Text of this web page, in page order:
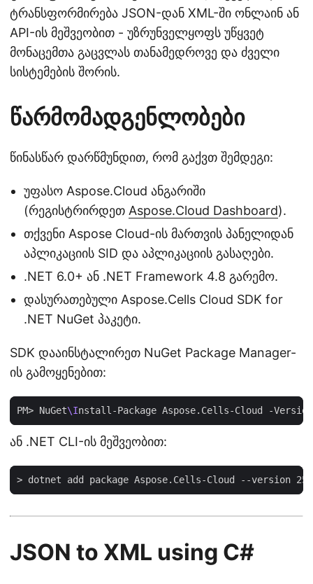
ტრანსფორმირება JSON-დან XML-ში ონლაინ ან
API-ის მეშვეობით - უზრუნველყოფს უწყვეტ
მონაცემთა გაცვლას თანამედროვე და ძველი
სისტემების შორის.
წარმომადგენლობები
წინასწარ დარწმუნდით, რომ გაქვთ შემდეგი:
უფასო Aspose.Cloud ანგარიში
(რეგისტრირდეთ Aspose.Cloud Dashboard).
თქვენი Aspose Cloud-ის მართვის პანელიდან
აპლიკაციის SID და აპლიკაციის გასაღები.
.NET 6.0+ ან .NET Framework 4.8 გარემო.
დასურათებული Aspose.Cells Cloud SDK for
.NET NuGet პაკეტი.
SDK დააინსტალირეთ NuGet Package Manager-
ის გამოყენებით:
PM> NuGet\I
ან .NET CLI-ის მეშვეობით:
JSON to XML using C#